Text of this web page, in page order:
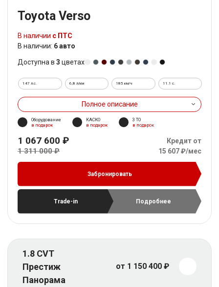
Toyota Verso
В наличии с ПТС
В наличии: 6 авто
Доступна в 3 цветах
147 л.с. 6,8 л/км 185 км/ч 11.1 c.
Полное описание
Оборудование
в подарок
КАСКО
в подарок
3 ТО
в подарок
1 067 600 ₽
1 311 000 ₽
Кредит от
15 607 ₽/мес
Забронировать
Trade-in Подробнее
1.8 CVT
Престиж
Панорама
от 1 150 400 ₽